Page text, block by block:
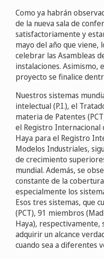
Como ya habrán
de la nueva sala de
satisfactoriamente y
mayo del año que viene,
celebrar las Asambleas
instalaciones. Asimismo,
proyecto se finalice
Nuestros sistemas
intelectual (P.I.), el
materia de Patentes
el Registro Internacional
Haya para el Registro
Modelos Industriales,
de crecimiento
mundial. Además, se
constante de la
especialmente los
Esos tres sistemas, que
(PCT), 91 miembros
Haya), respectivamente,
adquirir un alcance
cuando sea a diferentes